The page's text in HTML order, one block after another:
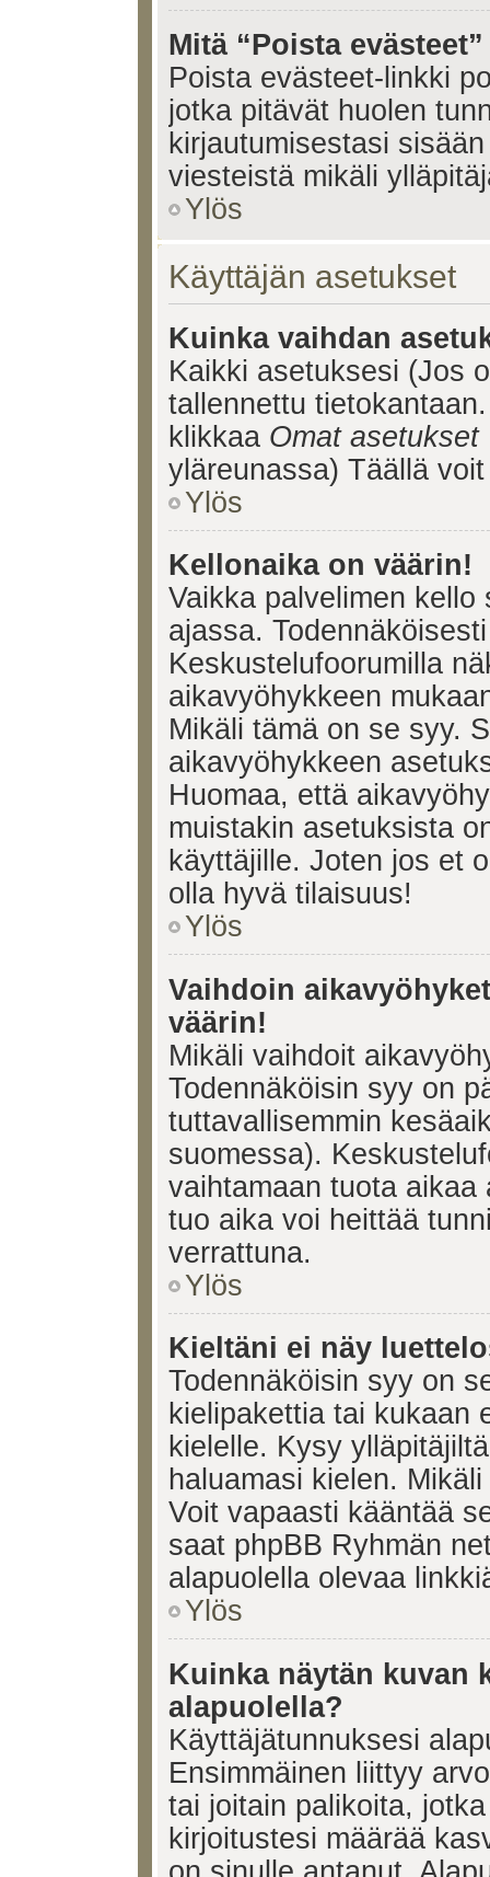
Mitä “Poista
Poista evästeet-linkki
jotka pitävät huolen
kirjautumisestasi
viesteistä mikäli
Ylös
Käyttäjän asetukset
Kuinka vaihdan
Kaikki asetuksesi (Jos
tallennettu
klikkaa Omat asetukset
yläreunassa) Täällä
Ylös
Kellonaika on väärin!
Vaikka palvelimen
ajassa.
Keskustelufoorumilla
aikavyöhykkeen
Mikäli tämä on se syy.
aikavyöhykkeen
Huomaa, että
muistakin asetuksista
käyttäjille. Joten jos et
olla hyvä tilaisuus!
Ylös
Vaihdoin
väärin!
Mikäli vaihdoit
Todennäköisin syy on
tuttavallisemmin
suomessa).
vaihtamaan tuota
tuo aika voi heittää
verrattuna.
Ylös
Kieltäni ei näy
Todennäköisin syy on
kielipakettia tai kukaan
kielelle. Kysy
haluamasi kielen.
Voit vapaasti kääntää
saat phpBB Ryhmän
alapuolella olevaa
Ylös
Kuinka näytän kuvan
alapuolella?
Käyttäjätunnuksesi
Ensimmäinen liittyy
tai joitain palikoita,
kirjoitustesi määrää